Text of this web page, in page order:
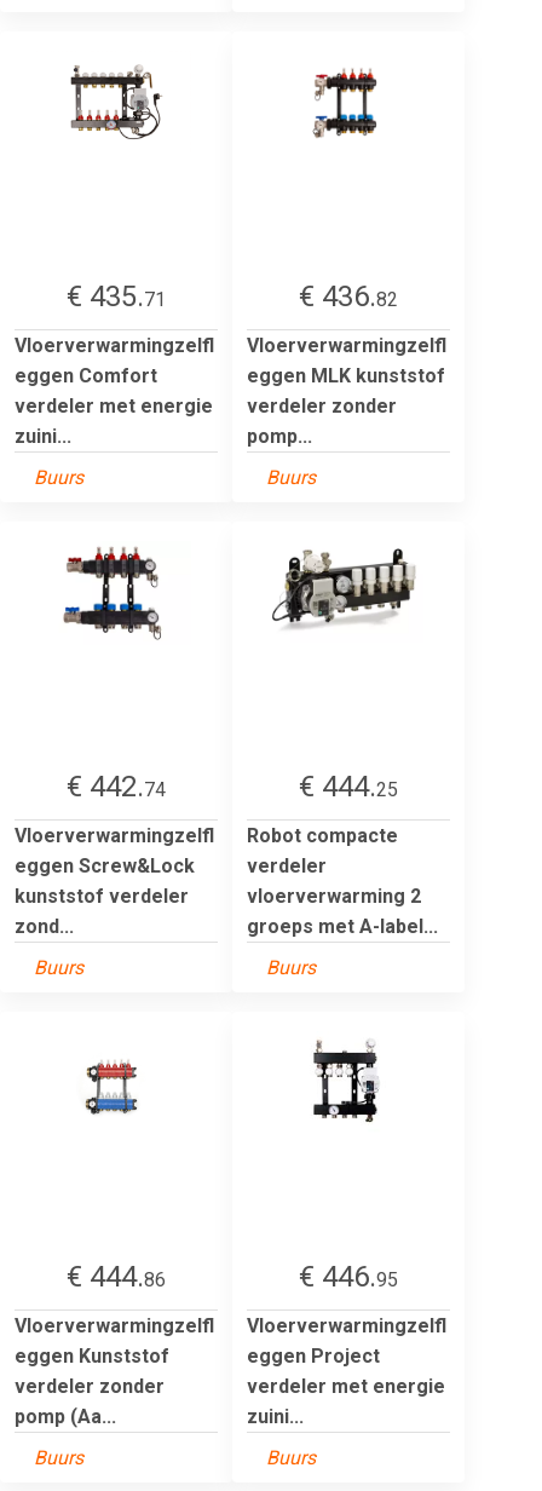
€ 435.71
Vloerverwarmingzelfl
eggen Comfort
verdeler met energie
zuini...
Buurs
€ 436.82
Vloerverwarmingzelfl
eggen MLK kunststof
verdeler zonder
pomp...
Buurs
€ 442.74
Vloerverwarmingzelfl
eggen Screw&Lock
kunststof verdeler
zond...
Buurs
€ 444.25
Robot compacte
verdeler
vloerverwarming 2
groeps met A-label...
Buurs
€ 444.86
Vloerverwarmingzelfl
eggen Kunststof
verdeler zonder
pomp (Aa...
Buurs
€ 446.95
Vloerverwarmingzelfl
eggen Project
verdeler met energie
zuini...
Buurs